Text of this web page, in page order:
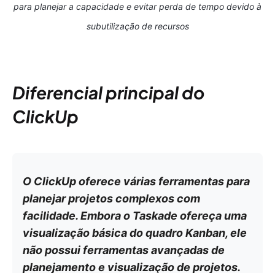
para planejar a capacidade e evitar perda de tempo devido à
subutilização de recursos
Diferencial principal do
ClickUp
O ClickUp oferece várias ferramentas para
planejar projetos complexos com
facilidade. Embora o Taskade ofereça uma
visualização básica do quadro Kanban, ele
não possui ferramentas avançadas de
planejamento e visualização de projetos.